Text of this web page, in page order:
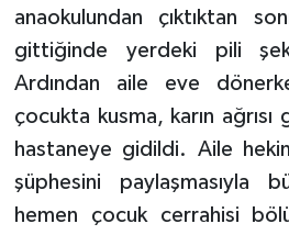
anaokulundan çıktıktan
gittiğinde yerdeki pili
Ardından aile eve
çocukta kusma, karın
hastaneye gidildi. Aile
şüphesini paylaşmasıyla
hemen çocuk cerrahisi